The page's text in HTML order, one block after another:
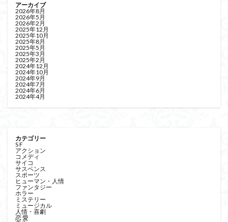
アーカイブ
2026年8月
2026年5月
2026年2月
2025年12月
2025年10月
2025年8月
2025年5月
2025年3月
2025年2月
2024年12月
2024年10月
2024年9月
2024年7月
2024年6月
2024年4月
カテゴリー
S F
アクション
コメディ
サイコ
サスペンス
スポーツ
ヒューマン・人情
ファンタジー
ホラー
ミステリー
ミュージカル
人情・喜劇
恋 愛